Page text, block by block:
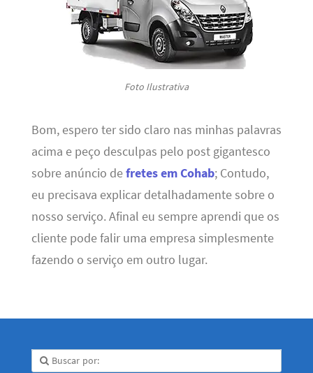
Foto Ilustrativa
Bom, espero ter sido claro nas minhas palavras
acima e peço desculpas pelo post gigantesco
sobre anúncio defretes em Cohab; Contudo,
eu precisava explicar detalhadamente sobre o
nosso serviço. Afinal eu sempre aprendi que os
cliente pode falir uma empresa simplesmente
fazendo o serviço em outro lugar.